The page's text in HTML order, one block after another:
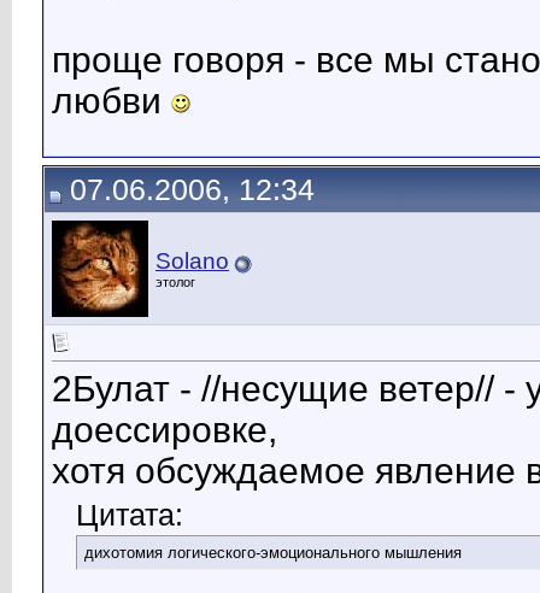
проще говоря - все мы
любви
07.06.2006, 12:34
Solano
этолог
2Булат - //несущие ветер// -
доессировке,
хотя обсуждаемое явление
Цитата:
дихотомия логического-эмоционального мышления